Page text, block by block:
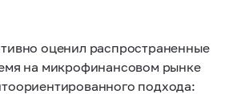
оценил распространенные
на микрофинансовом рынке
подхода: